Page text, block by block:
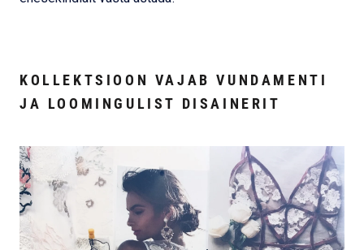
KOLLEKTSIOON VAJAB VUNDAMENTI
JA LOOMINGULIST DISAINERIT